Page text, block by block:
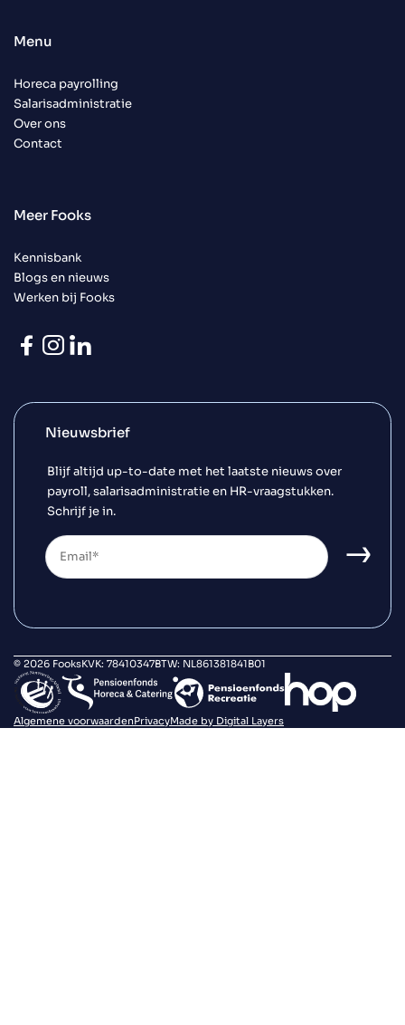
Menu
Horeca payrolling
Salarisadministratie
Over ons
Contact
Meer Fooks
Kennisbank
Blogs en nieuws
Werken bij Fooks
Nieuwsbrief
Blijf altijd up-to-date met het laatste nieuws over
payroll, salarisadministratie en HR-vraagstukken.
Schrijf je in.
© 2026 FooksKVK: 78410347BTW: NL861381841B01
Algemene voorwaardenPrivacyMade by Digital Layers